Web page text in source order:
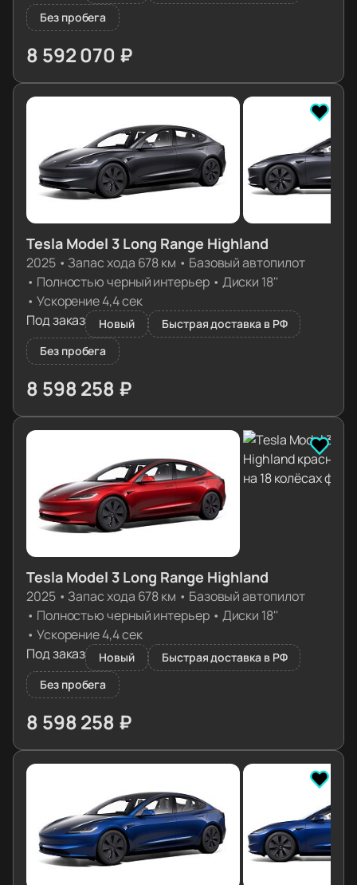
Без пробега
8 592 070 ₽
≈ 85 470€
Tesla Model 3 Long Range Highland
2025• Запас хода 678 км • Базовый автопилот
• Полностью черный интерьер• Диски 18''
• Ускорение 4,4 сек
Под заказ
Новый
Быстрая доставка в РФ
Без пробега
8 598 258 ₽
≈ 85 532€
Tesla Model 3 Long Range Highland
2025• Запас хода 678 км • Базовый автопилот
• Полностью черный интерьер• Диски 18''
• Ускорение 4,4 сек
Под заказ
Новый
Быстрая доставка в РФ
Без пробега
8 598 258 ₽
≈ 85 532€